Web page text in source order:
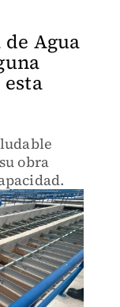
Agua
obra